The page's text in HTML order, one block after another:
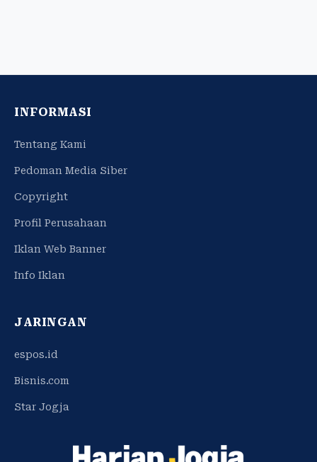
INFORMASI
Tentang Kami
Pedoman Media Siber
Copyright
Profil Perusahaan
Iklan Web Banner
Info Iklan
JARINGAN
espos.id
Bisnis.com
Star Jogja